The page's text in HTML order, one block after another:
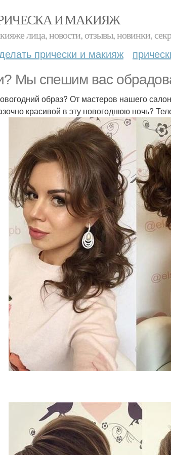
И МАКИЯЖ
лица, новости, отзывы, новинки,
прически и макияж
Мы спешим вас
образ? От мастеров нашего
красивой в эту новогоднюю ночь?